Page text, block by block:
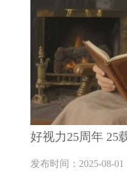
好视力25周年 25
发布时间：2025-08-01